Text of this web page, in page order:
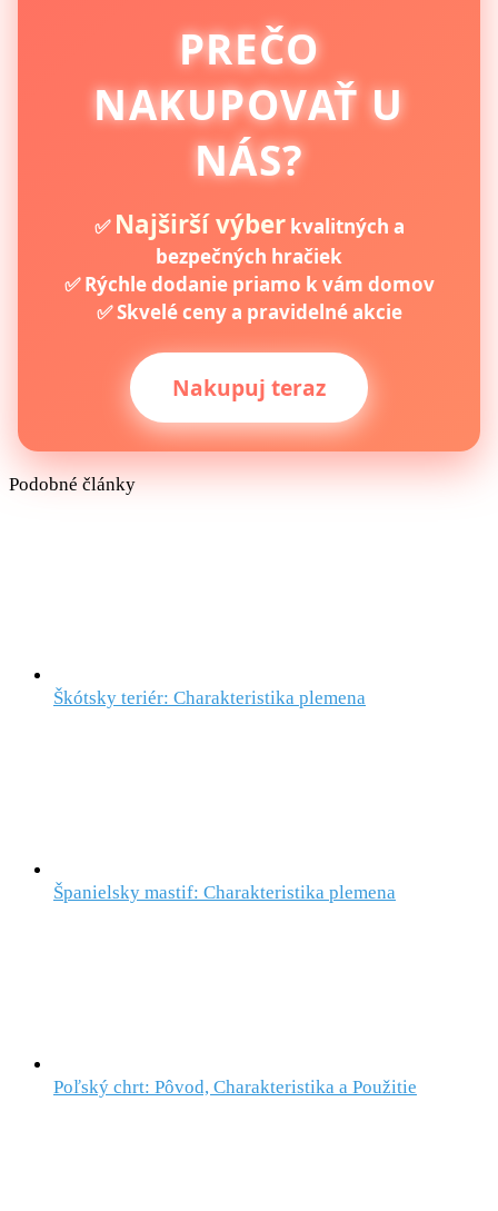
PREČO
NAKUPOVAŤ U
NÁS?
✅ Najširší výberkvalitných a
bezpečných hračiek
✅ Rýchle dodanie priamo k vám domov
✅ Skvelé ceny a pravidelné akcie
Nakupuj teraz
Podobné články
Škótsky teriér: Charakteristika plemena
Španielsky mastif: Charakteristika plemena
Poľský chrt: Pôvod, Charakteristika a Použitie